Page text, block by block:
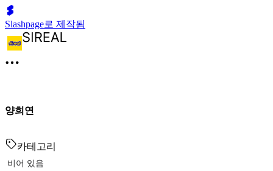
Slashpage로 제작됨
양희연
카테고리
비어 있음